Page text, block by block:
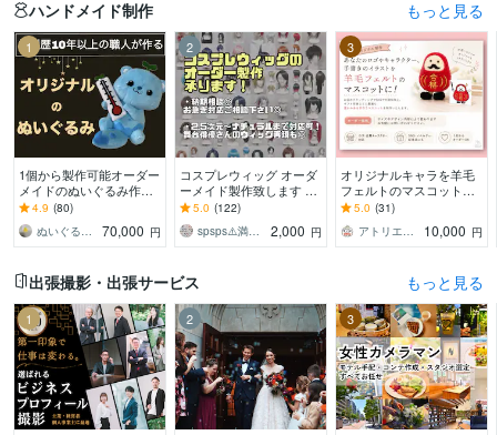
ハンドメイド制作 もっと見る
1
1個から製作可能オーダー
メイドのぬいぐるみ作れ
ます 縫製歴10年以上の職
人が、あなたの推しぬい
を作るお手伝い！
4.9 (80)
ぬいぐるみ工房マイぬいデザイン
70,000 円
2
コスプレウィッグ オーダ
ーメイド製作致します お
見積もりご依頼24時間お
気軽に◎ドールウィッグ
も相談可◎
5.0 (122)
spsps⚠️満枠の場合でも対応可⭕️
2,000 円
3
オリジナルキャラを羊毛
フェルトのマスコットに
します 写真や画像、手書
します☆
5.0 (31)
アトリエクラウン
10,000 円
出張撮影・出張サービス もっと見る
1 2 3